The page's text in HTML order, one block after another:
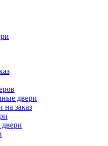
двери
на заказ